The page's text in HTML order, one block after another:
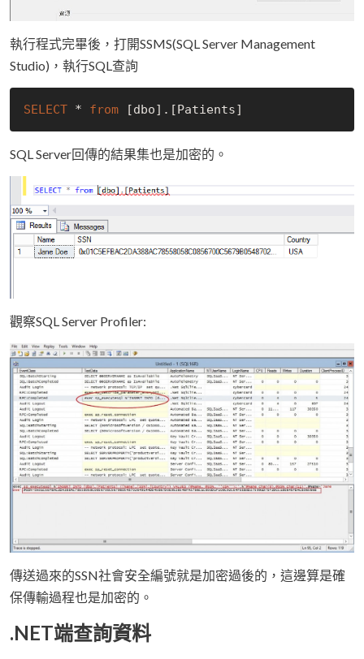
執行程式完畢後，打開SSMS(SQL Server Management
Studio)，執行SQL查詢
SELECT * from [dbo] . [Patients]
SQL Server回傳的結果集也是加密的。
觀察SQL Server Profiler:
傳送過來的SSN社會安全編號就是加密過後的，這邊算是確
保傳輸過程也是加密的。
.NET端查詢資料